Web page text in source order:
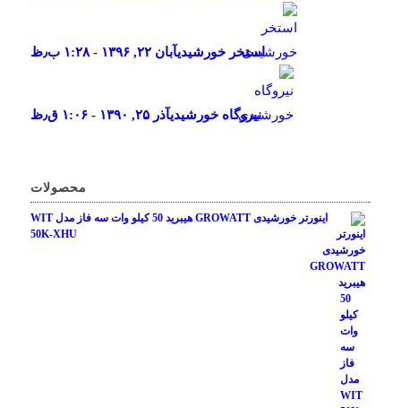
استخر خورشیدیآبان ۲۲, ۱۳۹۶ - ۱:۲۸ ب٫ظ
نیروگاه خورشیدیآذر ۲۵, ۱۳۹۰ - ۱:۰۶ ق٫ظ
محصولات
اینورتر خورشیدی GROWATT هیبرید 50 کیلو وات سه فاز مدل WIT
50K-XHU